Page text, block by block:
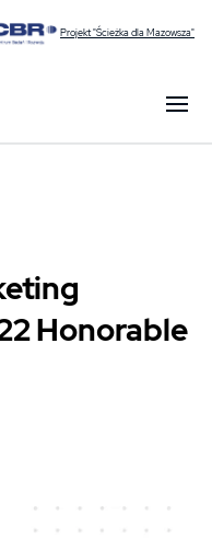
Projekt "Ścieżka dla Mazowsza"
Honorable